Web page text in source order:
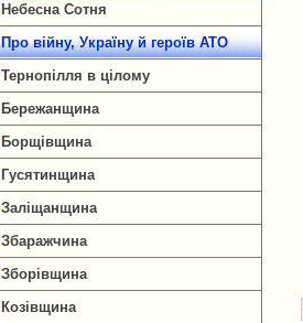
Небесна Сотня
Про війну, Україну й героїв АТО
Тернопілля в цілому
Бережанщина
Борщівщина
Гусятинщина
Заліщанщина
Збаражчина
Зборівщина
Козівщина